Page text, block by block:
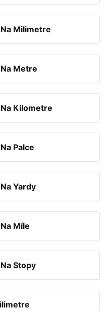
Milimetre
Metre
Kilometre
Palce
Yardy
Míle
Stopy